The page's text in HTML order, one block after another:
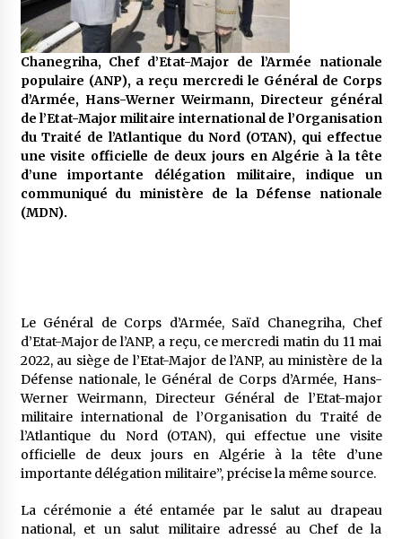
5 ans ago
Rencontre nocturne dans le désert (Un conte
touareg)
5 ans ago
Un conte targui/ Quand la tête est vide
5 ans ago
Chanegriha, Chef d’Etat-Major de l’Armée nationale
populaire (ANP), a reçu mercredi le Général de Corps
d’Armée, Hans-Werner Weirmann, Directeur général
de l’Etat-Major militaire international de l’Organisation
du Traité de l’Atlantique du Nord (OTAN), qui effectue
une visite officielle de deux jours en Algérie à la tête
d’une importante délégation militaire, indique un
communiqué du ministère de la Défense nationale
(MDN).
Le Général de Corps d’Armée, Saïd Chanegriha, Chef
d’Etat-Major de l’ANP, a reçu, ce mercredi matin du 11 mai
2022, au siège de l’Etat-Major de l’ANP, au ministère de la
Défense nationale, le Général de Corps d’Armée, Hans-
Werner Weirmann, Directeur Général de l’Etat-major
militaire international de l’Organisation du Traité de
l’Atlantique du Nord (OTAN), qui effectue une visite
officielle de deux jours en Algérie à la tête d’une
importante délégation militaire”, précise la même source.
La cérémonie a été entamée par le salut au drapeau
national, et un salut militaire adressé au Chef de la